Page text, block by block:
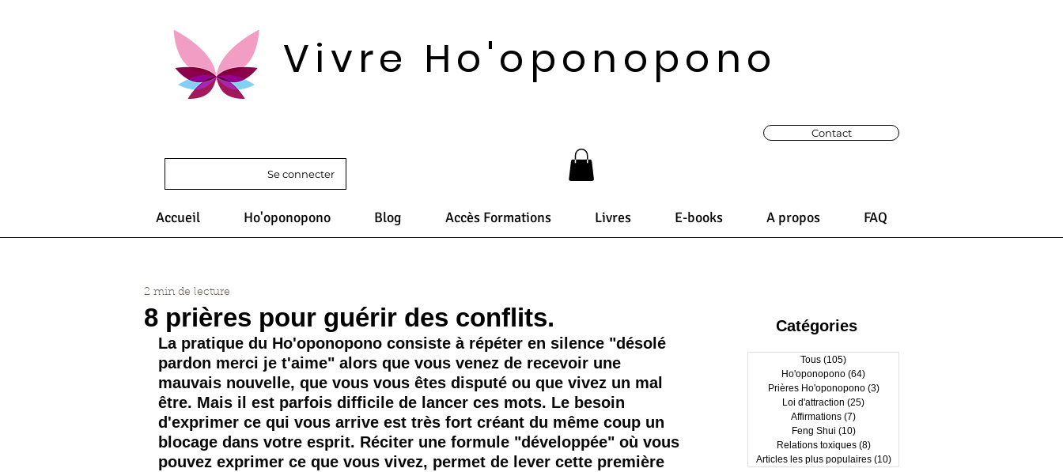
Vivre Ho'oponopono
Contact
Se connecter
Accueil Ho'oponopono Blog Accès Formations Livres E-books A propos FAQ
8 prières pour guérir des conflits.
2 min de lecture
La pratique du Ho'oponopono consiste à répéter en silence "désolé
pardon merci je t'aime" alors que vous venez de recevoir une
mauvais nouvelle, que vous vous êtes disputé ou que vivez un mal
être. Mais il est parfois difficile de lancer ces mots. Le besoin
d'exprimer ce qui vous arrive est très fort créant du même coup un
blocage dans votre esprit. Réciter une formule "développée" où vous
pouvez exprimer ce que vous vivez, permet de lever cette première
Catégories
Tous (105)
Ho'oponopono (64)
Prières Ho'oponopono (3)3 posts
Loi d'attraction (25)
Affirmations (7)
Feng Shui (10)10 posts
Relations toxiques (8)8 posts
Articles les plus populaires (10)10 posts